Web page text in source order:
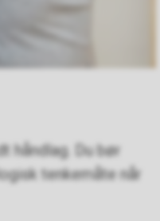
håndlag. Du bør
tenkemåte når